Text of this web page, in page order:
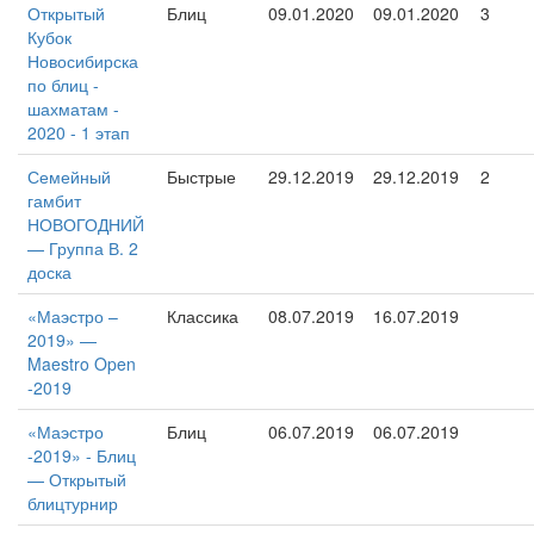
Открытый
Кубок
Новосибирска
по блиц -
шахматам -
2020 - 1 этап
Блиц 09.01.2020 09.01.2020 3
Семейный
гамбит
НОВОГОДНИЙ
— Группа В. 2
доска
Быстрые 29.12.2019 29.12.2019 2
«Маэстро –
2019» —
Maestro Open
-2019
Классика 08.07.2019 16.07.2019
«Маэстро
-2019» - Блиц
— Открытый
блицтурнир
Блиц 06.07.2019 06.07.2019